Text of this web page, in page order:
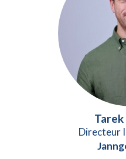
Directeur